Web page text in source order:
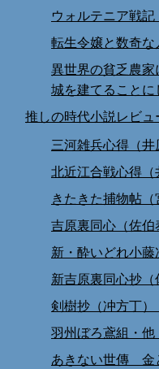
ウォルテニア戦記
転生令嬢と数奇な
異世界の貧乏農家
城を建てることに
推しの時代小説レビュ
三河雑兵心得（井
北近江合戦心得（
きたきた捕物帖（
吉原裏同心（佐伯
新・酔いどれ小藤
新吉原裏同心抄（
剣樹抄（冲方丁）
羽州ぼろ鳶組・他
あきない世傳 金